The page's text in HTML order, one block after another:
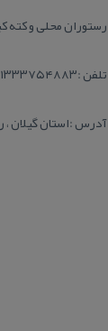
رستوران‌ محلی و كته
تلفن :۰۱۳۳۳۷۵۴۸۸۳
آدرس :استان گیلان ، رشت ، گلسار ، بلوار